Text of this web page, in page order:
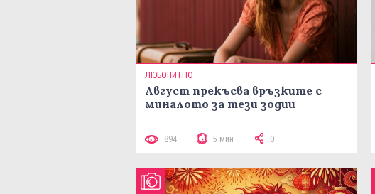
ЛЮБОПИТНО
Август прекъсва връзките с
миналото за тези зодии
894 5 мин 0